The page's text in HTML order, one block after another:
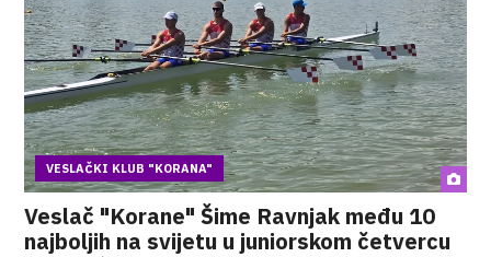
VESLAČKI KLUB "KORANA"
Veslač "Korane" Šime Ravnjak među 10
najboljih na svijetu u juniorskom četvercu